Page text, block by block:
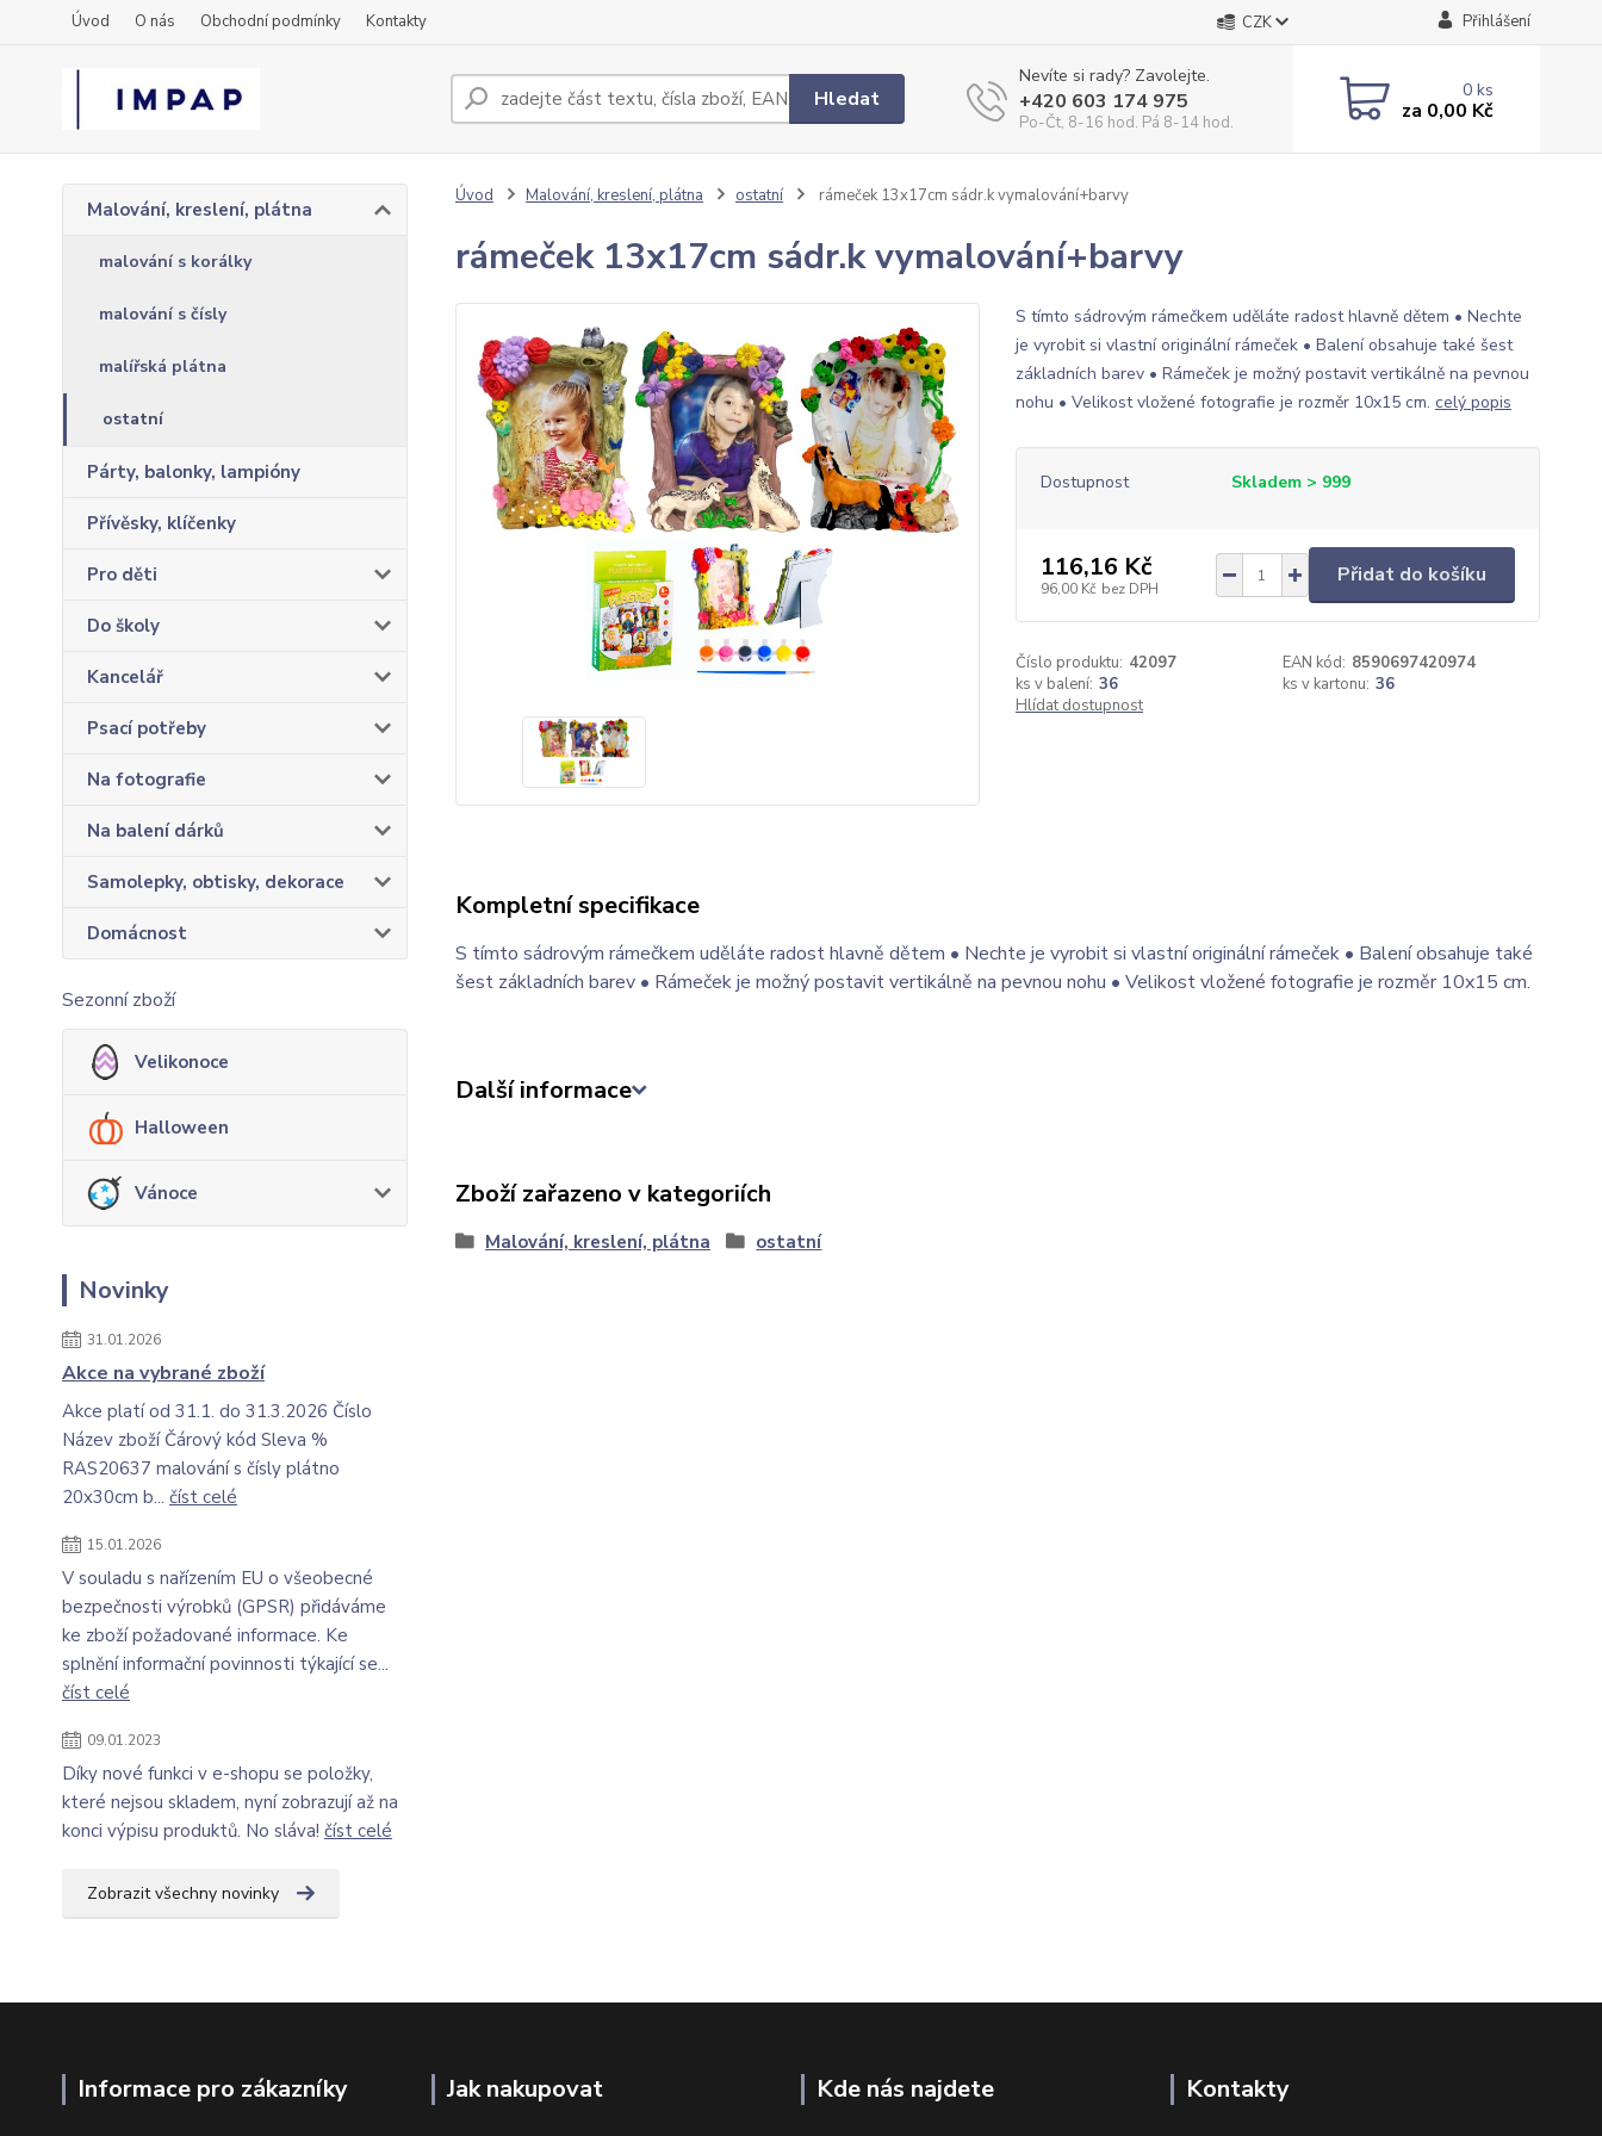
Úvod O nás Obchodní podmínky Kontakty CZK Přihlášení
Hledat
Nevíte si rady? Zavolejte.
+420 603 174 975
Po-Čt, 8-16 hod. Pá 8-14 hod.
0ks
za 0,00 Kč
Malování, kreslení, plátna
malování s korálky
malování s čísly
malířská plátna
ostatní
Párty, balonky, lampióny
Přívěsky, klíčenky
Pro děti
Do školy
Kancelář
Psací potřeby
Na fotografie
Na balení dárků
Samolepky, obtisky, dekorace
Domácnost
Sezonní zboží
Velikonoce
Halloween
Vánoce
Novinky
31.01.2026
Akce na vybrané zboží
Akce platí od 31.1. do 31.3.2026 Číslo
Název zboží Čárový kód Sleva %
RAS20637 malování s čísly plátno
20x30cm b... číst celé
15.01.2026
V souladu s nařízením EU o všeobecné
bezpečnosti výrobků (GPSR) přidáváme
ke zboží požadované informace. Ke
splnění informační povinnosti týkající se...
číst celé
09.01.2023
Díky nové funkci v e-shopu se položky,
které nejsou skladem, nyní zobrazují až na
konci výpisu produktů. No sláva! číst celé
Zobrazit všechny novinky
Úvod Malování, kreslení, plátna ostatní rámeček 13x17cm sádr.k vymalování+barvy
rámeček 13x17cm sádr.k vymalování+barvy
S tímto sádrovým rámečkem uděláte radost hlavně dětem • Nechte
je vyrobit si vlastní originální rámeček • Balení obsahuje také šest
základních barev • Rámeček je možný postavit vertikálně na pevnou
nohu • Velikost vložené fotografie je rozměr 10x15 cm. celý popis
Dostupnost Skladem > 999
116,16 Kč
96,00 Kč bez DPH
Přidat do košíku
Číslo produktu: 42097 EAN kód: 8590697420974
ks v balení: 36 ks v kartonu: 36
Hlídat dostupnost
Kompletní specifikace
S tímto sádrovým rámečkem uděláte radost hlavně dětem • Nechte je vyrobit si vlastní originální rámeček • Balení obsahuje také
šest základních barev • Rámeček je možný postavit vertikálně na pevnou nohu • Velikost vložené fotografie je rozměr 10x15 cm.
Další informace
Zboží zařazeno v kategoriích
Malování, kreslení, plátna ostatní
Informace pro zákazníky Jak nakupovat Kde nás najdete Kontakty